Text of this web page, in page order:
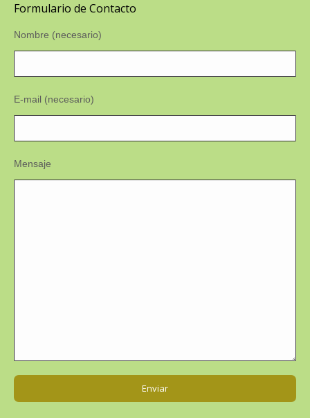
Formulario de Contacto
Nombre (necesario)
E-mail (necesario)
Mensaje